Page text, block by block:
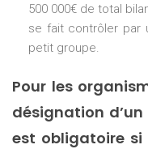
500 000€ de total
se fait contrôler par
petit groupe.
Pour les
désignation
est obligatoire si